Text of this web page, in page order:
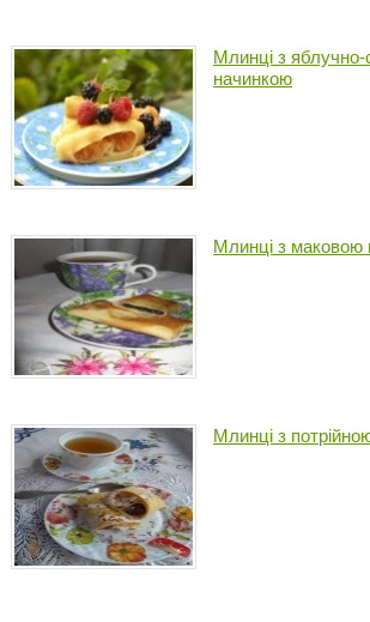
Млинці з
начинкою
Млинцi з маковою
Млинці з